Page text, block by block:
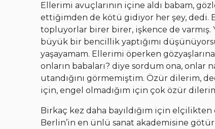
Ellerimi avuçlarının içine aldı babam,
ettiğimden de kötü gidiyor her şey, dedi.
topluyorlar birer birer, işkence de varmış.
büyük bir bencillik yaptığımı
yaşayamam. Ellerimi öperken gözyaşlarına
onların babaları? diye sordum ona, onlar
utandığını görmemiştim. Özür dilerim,
için, engel olmadığım için çok özür
Birkaç kez daha bayıldığım için
Berlin’in en ünlü sanat akademisine